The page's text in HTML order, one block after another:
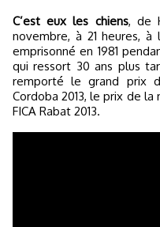
C’est eux les chiens, de
novembre, à 21 heures, à
emprisonné en 1981
qui ressort 30 ans plus
remporté le grand prix
Cordoba 2013, le prix de
FICA Rabat 2013.